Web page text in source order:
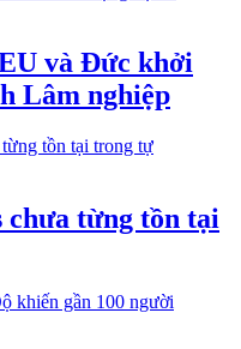
và Đức khởi
Lâm nghiệp
từng tồn tại